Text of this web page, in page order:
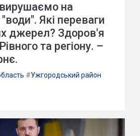
на
"води". Які переваги
джерел? Здоров'я
та регіону. –
#Ужгородський район